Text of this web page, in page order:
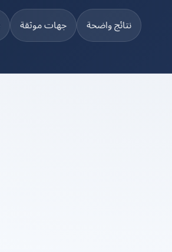
نتائج واضحة جهات موثقة